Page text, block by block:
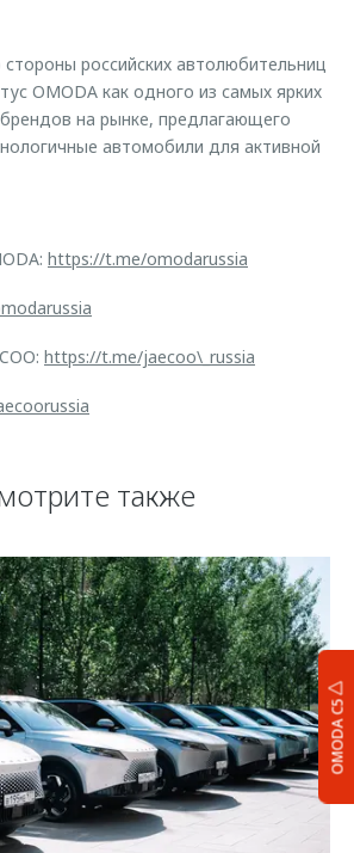
OMODA C5
российских автолюбительниц
OMODA как одного из самых ярких
на рынке, предлагающего
автомобили для активной
https://t.me/omodarussia
https://t.me/jaecoo\_russia
также